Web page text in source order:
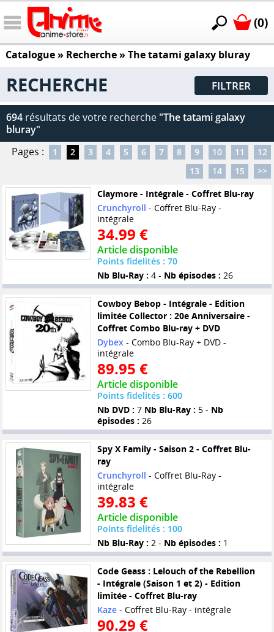
(0)
Catalogue» Recherche » The tatami galaxy bluray
RECHERCHE FILTRER
694 résultats de votre recherche "The tatami galaxy
bluray"
Pages :
1 2 3 4 5 6 7 8 9 10 11
12
13
14 15
>>
Claymore - Intégrale - Coffret Blu-ray
Crunchyroll - Coffret Blu-Ray -
intégrale
34.99 €
Article disponible
Points fidelités : 70
Nb Blu-Ray : 4 - Nb épisodes : 26
Cowboy Bebop - Intégrale - Edition
limitée Collector : 20e Anniversaire -
Coffret Combo Blu-ray + DVD
Dybex- Combo Blu-Ray + DVD -
intégrale
89.95 €
Article disponible
Points fidelités : 600
Nb DVD : 7 Nb Blu-Ray : 5 - Nb
épisodes : 26
Spy X Family - Saison 2 - Coffret Blu-
ray
Crunchyroll - Coffret Blu-Ray -
intégrale
39.83 €
Article disponible
Points fidelités : 100
Nb Blu-Ray : 2 - Nb épisodes : 1
Code Geass : Lelouch of the Rebellion
- Intégrale (Saison 1 et 2) - Edition
limitée - Coffret Blu-ray
Kaze- Coffret Blu-Ray - intégrale
90.29 €